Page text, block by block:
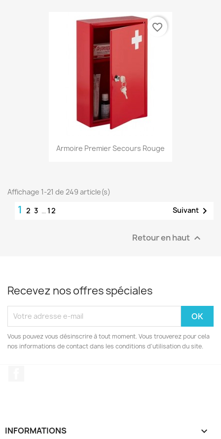
Armoire Premier Secours Rouge
favorite_border
Affichage 1-21 de 249 article(s)
1 2 3 … 12 Suivant 
Retour en haut 
Recevez nos offres spéciales
Vous pouvez vous désinscrire à tout moment. Vous trouverez pour cela
nos informations de contact dans les conditions d'utilisation du site.
INFORMATIONS 